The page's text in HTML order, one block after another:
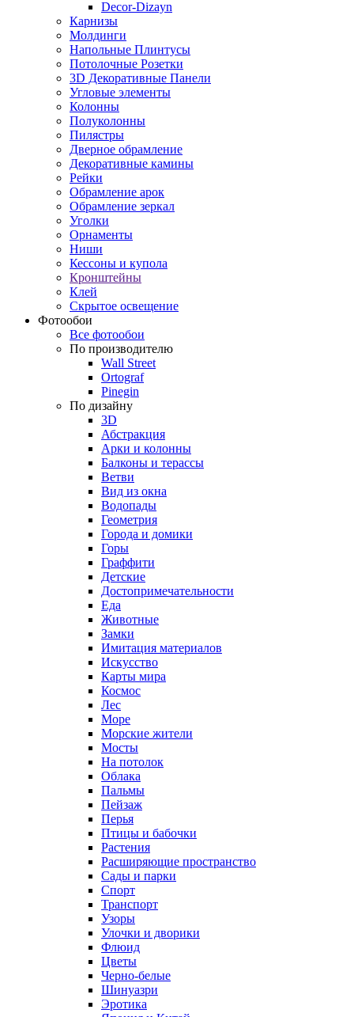
Decor-Dizayn
Карнизы
Молдинги
Напольные Плинтусы
Потолочные Розетки
3D Декоративные Панели
Угловые элементы
Колонны
Полуколонны
Пилястры
Дверное обрамление
Декоративные камины
Рейки
Обрамление арок
Обрамление зеркал
Уголки
Орнаменты
Ниши
Кессоны и купола
Кронштейны
Клей
Скрытое освещение
Фотообои
Все фотообои
По производителю
Wall Street
Ortograf
Pinegin
По дизайну
3D
Абстракция
Арки и колонны
Балконы и терассы
Ветви
Вид из окна
Водопады
Геометрия
Города и домики
Горы
Граффити
Детские
Достопримечательности
Еда
Животные
Замки
Имитация материалов
Искусство
Карты мира
Космос
Лес
Море
Морские жители
Мосты
На потолок
Облака
Пальмы
Пейзаж
Перья
Птицы и бабочки
Растения
Расширяющие пространство
Сады и парки
Спорт
Транспорт
Узоры
Улочки и дворики
Флюид
Цветы
Черно-белые
Шинуазри
Эротика